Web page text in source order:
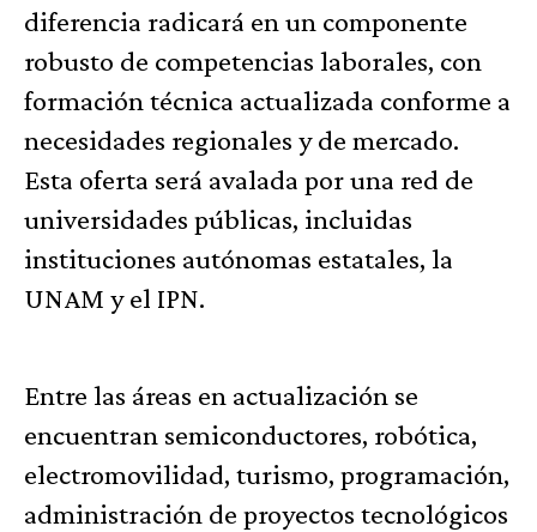
diferencia radicará en un componente
robusto de competencias laborales, con
formación técnica actualizada conforme a
necesidades regionales y de mercado.
Esta oferta será avalada por una red de
universidades públicas, incluidas
instituciones autónomas estatales, la
UNAM y el IPN.
Entre las áreas en actualización se
encuentran semiconductores, robótica,
electromovilidad, turismo, programación,
administración de proyectos tecnológicos